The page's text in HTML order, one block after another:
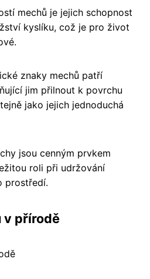
mechů je jejich schopnost
kyslíku, což je pro život
znaky mechů patří
jim přilnout k povrchu
jako jejich jednoduchá
jsou cenným prvkem
roli při udržování
prostředí.
v přírodě